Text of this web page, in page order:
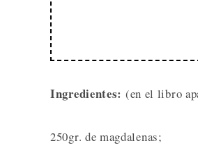
Ingredientes: (en el libro
250gr. de magdalenas;